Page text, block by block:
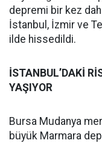
depremi bir kez
İstanbul, İzmir ve
ilde hissedildi.
İSTANBUL’DAKİ
YAŞIYOR
Bursa Mudanya
büyük Marmara